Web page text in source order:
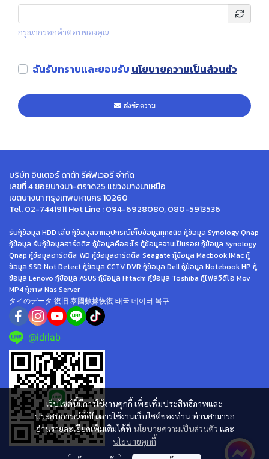
กรุณากรอกคำตอบของคุณ
ฉันรับทราบและยอมรับ นโยบายความเป็นส่วนตัว
ส่งข้อความ
เว็บไซต์นี้มีการใช้งานคุกกี้ เพื่อเพิ่มประสิทธิภาพและ
ประสบการณ์ที่ดีในการใช้งานเว็บไซต์ของท่าน ท่านสามารถ
อ่านรายละเอียดเพิ่มเติมได้ที่ นโยบายความเป็นส่วนตัว และ
นโยบายคุกกี้
บริษัท อินเตอร์ ดาต้า รีคัฟเวอรี จำกัด
เลขที่ 4 ซอยบางนา-ตราด25 แขวงบางนาเหนือ
เขตบางนา กรุงเทพมหานคร 10260
Tel. 02-7441911 Hot Line : 094-6928080, 080-5913536
รับกู้ข้อมูล HDD เสีย กู้ข้อมูลจากอุปกรณ์เก็บข้อมูลทุกชนิด กู้ข้อมูล Synology Qnap
กู้ข้อมูล รับกู้ข้อมูลฮาร์ดดิส กู้ข้อมูลคืออะไร กู้ข้อมูลจานเป็นรอย กู้ข้อมูล Synology
Qnap กู้ข้อมูลฮาร์ดดิส WD กู้ข้อมูลฮาร์ดดิส Seagate กู้ข้อมูล Macbook iMac กู้
ข้อมูล SSD Not Detect กู้ข้อมูล CCTV DVR กู้ข้อมูล Dell กู้ข้อมูล Notebook HP กู้
ข้อมูล Lenovo กู้ข้อมูล ASUS กู้ข้อมูล Hitachi กู้ข้อมูล Toshiba กู้ไฟล์วิดีโอ Mov
MP4 กู้ภาพ Nas Server
タイのデータ 復旧 泰國數據恢復 태국 데이터 복구
@idrlab